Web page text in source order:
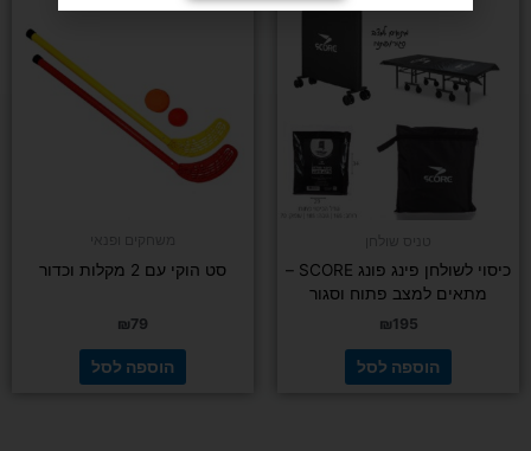
כיסוי לשולחן פינג פונג SCORE –
מתאים למצב פתוח וסגור
₪195
הוספה לסל
סט הוקי עם 2 מקלות וכדור
₪79
הוספה לסל